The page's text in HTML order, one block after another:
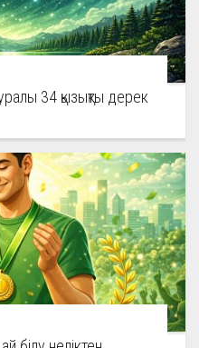
34 қызықты дерек